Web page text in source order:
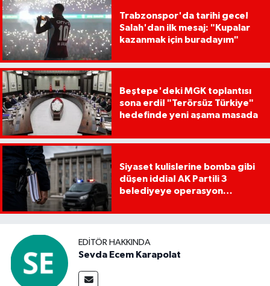
Trabzonspor'da tarihi gece!
Salah'dan ilk mesaj: "Kupalar
kazanmak için buradayım"
Beştepe'deki MGK toplantısı
sona erdi! "Terörsüz Türkiye"
hedefinde yeni aşama masada
Siyaset kulislerine bomba gibi
düşen iddia! AK Partili 3
belediyeye operasyon
EDITÖR HAKKINDA
Sevda Ecem Karapolat